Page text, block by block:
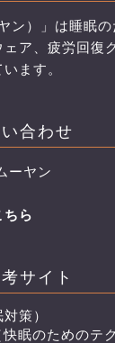
ン）」は睡眠
ア、疲労回復
ます。
い合わせ
ーヤン
ちら
考サイト
策）
眠のためのテ